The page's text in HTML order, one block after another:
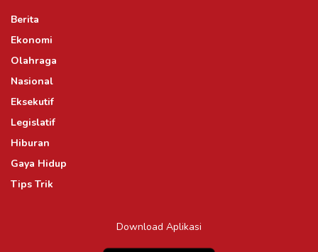
Berita
Ekonomi
Olahraga
Nasional
Eksekutif
Legislatif
Hiburan
Gaya Hidup
Tips Trik
Download Aplikasi